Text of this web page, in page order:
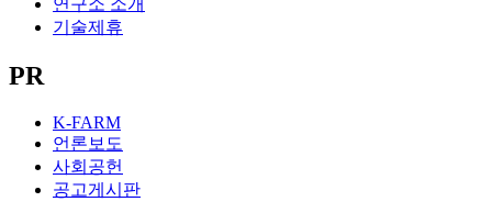
연구소 소개
기술제휴
PR
K-FARM
언론보도
사회공헌
공고게시판